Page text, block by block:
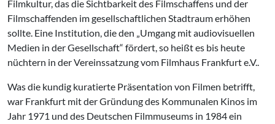
Filmkultur, das die Sichtbarkeit des Filmschaffens und der
Filmschaffenden im gesellschaftlichen Stadtraum erhöhen
sollte. Eine Institution, die den „Umgang mit audiovisuellen
Medien in der Gesellschaft“ fördert, so heißt es bis heute
nüchtern in der Vereinssatzung vom Filmhaus Frankfurt e.V..
Was die kundig kuratierte Präsentation von Filmen betrifft,
war Frankfurt mit der Gründung des Kommunalen Kinos im
Jahr 1971 und des Deutschen Filmmuseums in 1984 ein